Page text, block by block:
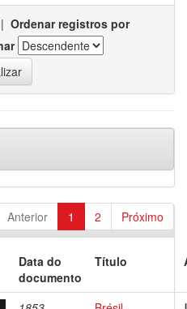
| Ordenar registros por
Anterior 1 2 Próximo
Data do
documento
Título